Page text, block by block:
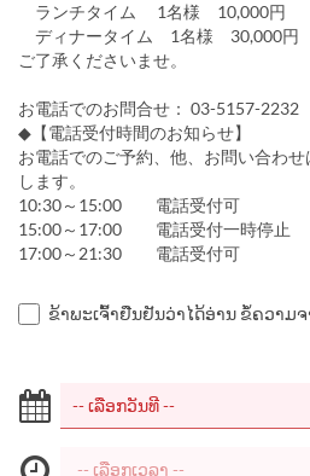
ランチタイム 1名様 10,000円
ディナータイム 1名様 30,000円
ご了承くださいませ。
お電話でのお問合せ： 03-5157-2232
◆【電話受付時間のお知らせ】
お電話でのご予約、他、お問い合わ
します。
10:30～15:00 電話受付可
15:00～17:00 電話受付一時停止
17:00～21:30 電話受付可
ຂ້າພະເຈົ້າຢືນຢັນວ່າໄດ້ອ່ານ ຂໍ້ຄວາມຈ